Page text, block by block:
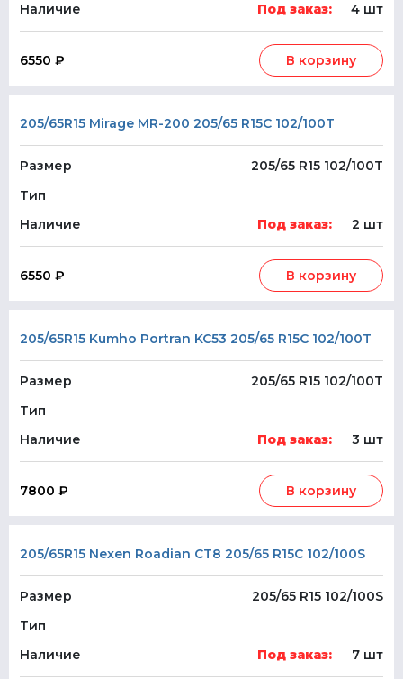
Наличие
Под заказ: 4 шт
6550 ₽ В корзину
205/65R15 Mirage MR-200 205/65 R15C 102/100T
Размер
205/65 R15 102/100T
Тип
Наличие
Под заказ: 2 шт
6550 ₽ В корзину
205/65R15 Kumho Portran KC53 205/65 R15C 102/100T
Размер
205/65 R15 102/100T
Тип
Наличие
Под заказ: 3 шт
7800 ₽ В корзину
205/65R15 Nexen Roadian CT8 205/65 R15C 102/100S
Размер
205/65 R15 102/100S
Тип
Наличие
Под заказ: 7 шт